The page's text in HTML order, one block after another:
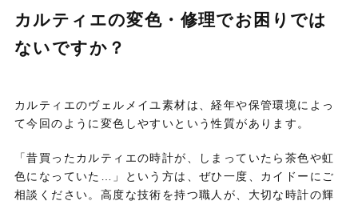
カルティエの変色・修理でお困りでは
ないですか？
カルティエのヴェルメイユ素材は、経年や保管環境によっ
て今回のように変色しやすいという性質があります。
「昔買ったカルティエの時計が、しまっていたら茶色や虹
色になっていた…」という方は、ぜひ一度、カイドーにご
相談ください。高度な技術を持つ職人が、大切な時計の輝